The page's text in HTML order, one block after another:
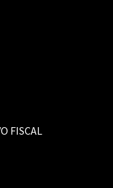
FISCAL